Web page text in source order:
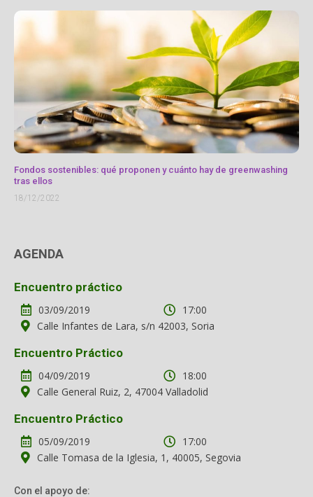
Fondos sostenibles: qué proponen y cuánto hay de greenwashing
tras ellos
18/12/2022
AGENDA
Encuentro práctico
03/09/2019
17:00
Calle Infantes de Lara, s/n 42003, Soria
Encuentro Práctico
04/09/2019
18:00
Calle General Ruiz, 2, 47004 Valladolid
Encuentro Práctico
05/09/2019
17:00
Calle Tomasa de la Iglesia, 1, 40005, Segovia
Con el apoyo de: